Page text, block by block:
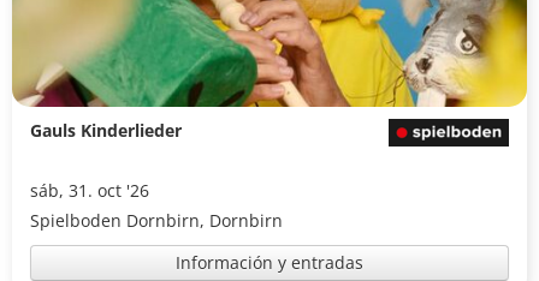
Gauls Kinderlieder
sáb, 31. oct '26
Spielboden Dornbirn, Dornbirn
Información y entradas